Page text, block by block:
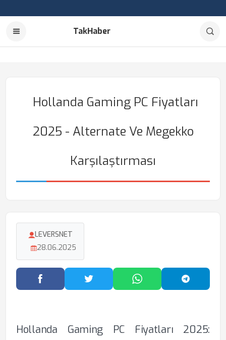
TakHaber
Hollanda Gaming PC Fiyatları
2025 - Alternate Ve Megekko
Karşılaştırması
LEVERSNET
28.06.2025
Facebook'ta PaylaşTwitter'da PaylaşWhatsApp'ta Paylaş
Hollanda Gaming PC Fiyatları 2025: